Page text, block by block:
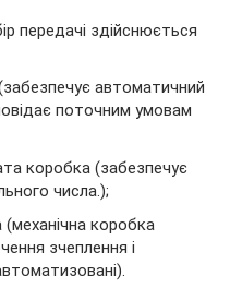
передачі здійснюється
автоматичний
поточним умовам
коробка (забезпечує
числа.);
коробка
зчеплення і